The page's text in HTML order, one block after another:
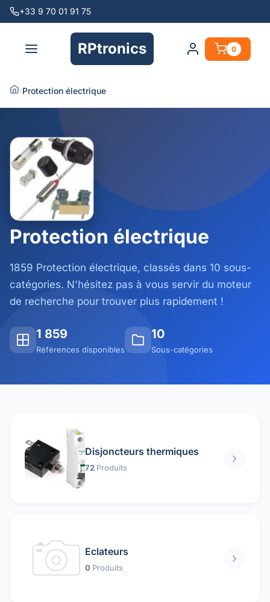
+33 9 70 01 91 75
RPtronics 0
›Protection électrique
Protection électrique
1859 Protection électrique, classés dans 10 sous-
catégories. N'hésitez pas à vous servir du moteur
de recherche pour trouver plus rapidement !
1 859
Références disponibles
10
Sous-catégories
Disjoncteurs thermiques
72 Produits
Eclateurs
0 Produits